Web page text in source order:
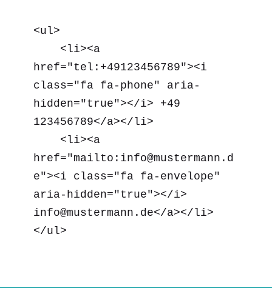
<ul>
href="tel:+49123456789"><i
class="fa fa-phone" aria-
hidden="true"></i> +49
123456789</a></li>
href="mailto:info@mustermann.d
e"><i class="fa fa-envelope"
aria-hidden="true"></i>
info@mustermann.de</a></li>
</ul>